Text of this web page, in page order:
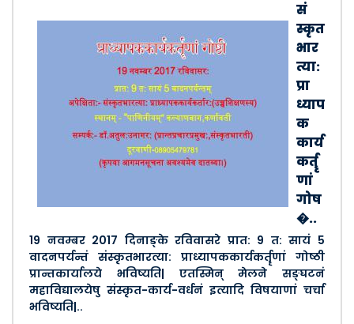
सं
स्कृत
भार
त्या:
प्रा
ध्याप
क
कार्य
कर्तॄ
णां
गोष
�..
19 नवम्बर 2017 दिनाङ्के रविवासरे प्रात: 9 त: सायं 5
वादनपर्यन्तं संस्कृतभारत्या: प्राध्यापककार्यकर्तॄणां गोष्ठी
प्रान्तकार्यालये भविष्यति| एतस्मिन् मेलने सङ्घटनं
महाविद्यालयेषु संस्कृत-कार्य-वर्धनं इत्यादि विषयाणां चर्चा
भविष्यति|..